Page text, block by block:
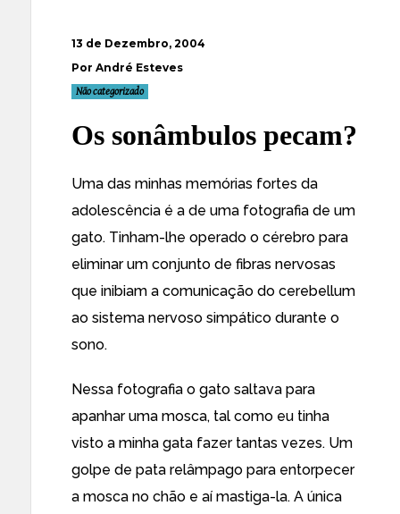
13 de Dezembro, 2004
Por André Esteves
Não categorizado
Os sonâmbulos pecam?
Uma das minhas memórias fortes da
adolescência é a de uma fotografia de um
gato. Tinham-lhe operado o cérebro para
eliminar um conjunto de fibras nervosas
que inibiam a comunicação do cerebellum
ao sistema nervoso simpático durante o
sono.
Nessa fotografia o gato saltava para
apanhar uma mosca, tal como eu tinha
visto a minha gata fazer tantas vezes. Um
golpe de pata relâmpago para entorpecer
a mosca no chão e aí mastiga-la. A única